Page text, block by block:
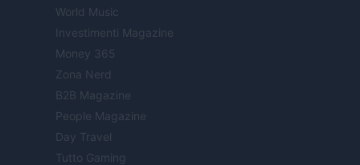
World Music
Investimenti Magazine
Money 365
Zona Nerd
B2B Magazine
People Magazine
Day Travel
Tutto Gaming